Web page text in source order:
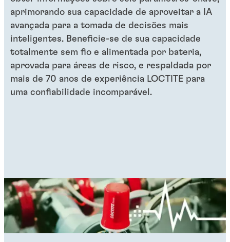
aprimorando sua capacidade de aproveitar a IA
avançada para a tomada de decisões mais
inteligentes. Beneficie-se de sua capacidade
totalmente sem fio e alimentada por bateria,
aprovada para áreas de risco, e respaldada por
mais de 70 anos de experiência LOCTITE para
uma confiabilidade incomparável.